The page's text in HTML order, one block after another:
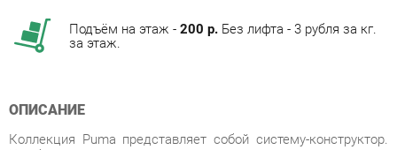
Комбинируя различные цветовые решения, можно создать
общения и даже тренинг-центра.